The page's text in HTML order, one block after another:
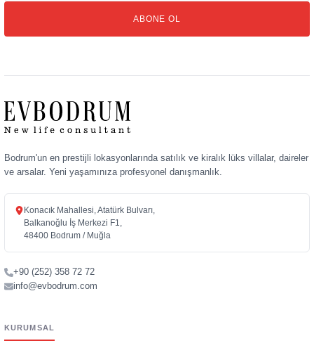
posta
ABONE OL
Bodrum'un en prestijli lokasyonlarında satılık ve kiralık lüks villalar, daireler
ve arsalar. Yeni yaşamınıza profesyonel danışmanlık.
Konacık Mahallesi, Atatürk Bulvarı,
Balkanoğlu İş Merkezi F1,
48400 Bodrum / Muğla
+90 (252) 358 72 72
info@evbodrum.com
KURUMSAL